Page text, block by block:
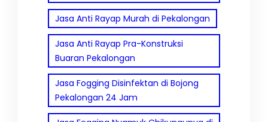
Jasa Anti Rayap Murah di Pekalongan
Jasa Anti Rayap Pra-Konstruksi
Buaran Pekalongan
Jasa Fogging Disinfektan di Bojong
Pekalongan 24 Jam